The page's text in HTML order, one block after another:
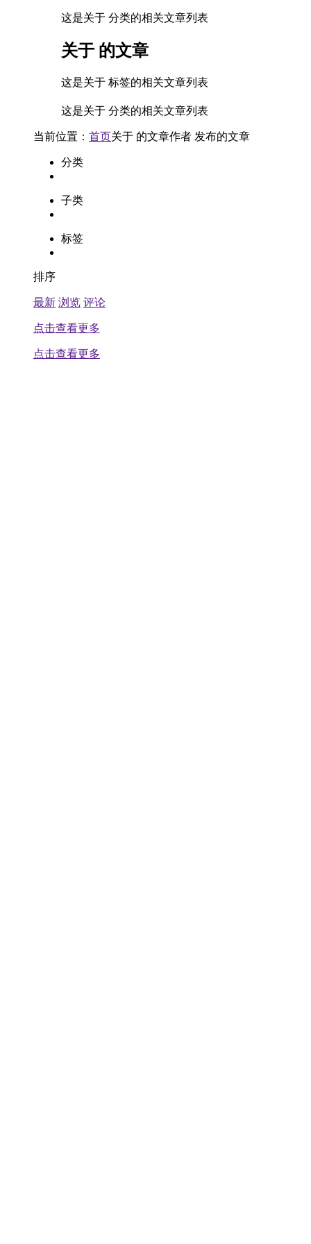
这是关于 分类的相关文章列表
关于 的文章
这是关于 标签的相关文章列表
这是关于 分类的相关文章列表
当前位置： 首页关于 的文章作者 发布的文章
分类
子类
标签
排序
最新 浏览 评论
点击查看更多
点击查看更多